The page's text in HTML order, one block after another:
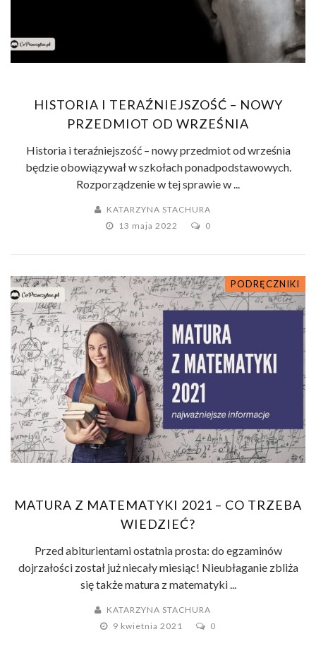
HISTORIA I TERAŹNIEJSZOŚĆ – NOWY
PRZEDMIOT OD WRZEŚNIA
Historia i teraźniejszość – nowy przedmiot od września
będzie obowiązywał w szkołach ponadpodstawowych.
Rozporządzenie w tej sprawie w ...
KATARZYNA STACHURA
13 maja 2022
0
PODRĘCZNIKI
MATURA Z MATEMATYKI 2021 – CO TRZEBA
WIEDZIEĆ?
Przed abiturientami ostatnia prosta: do egzaminów
dojrzałości został już niecały miesiąc! Nieubłaganie zbliża
się także matura z matematyki ...
KATARZYNA STACHURA
9 kwietnia 2021
0